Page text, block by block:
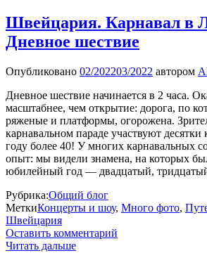
Швейцария. Карнавал в
Дневное шествие
Опубликовано 02/202203/2022 автором
Дневное шествие начинается в 2 часа.
масштабнее, чем открытие: дорога, по
ряженые и платформы, огорожена.
карнавальном параде участвуют
году более 40! У многих карнавальных
опыт: мы видели знамена, на которых
юбилейный год — двадцатый,
Рубрика:Общий блог
МеткиКонцерты и шоу, Много фото,
Швейцария
Оставить комментарий
Читать дальше